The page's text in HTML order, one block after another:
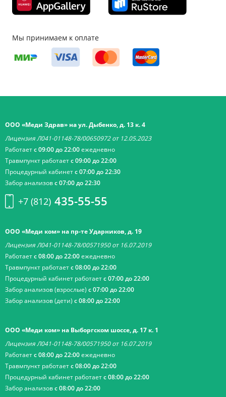
Мы принимаем к оплате
ООО «Меди Здрав» на ул. Дыбенко, д. 13 к. 4
Лицензия Л041-01148-78/00650972 от 12.05.2023
Работаетс 09:00 до 22:00ежедневно
Травмпункт работаетс 09:00 до 22:00
Процедурный кабинетс 07:00 до 22:30
Забор анализовс 07:00 до 22:30
+7 (812) 435-55-55
ООО «Меди ком» на пр-те Ударников, д. 19
Лицензия Л041-01148-78/00571950 от 16.07.2019
Работаетс 08:00 до 22:00ежедневно
Травмпункт работаетс 08:00 до 22:00
Процедурный кабинет работаетс 07:00 до 22:00
Забор анализов (взрослые) с 07:00 до 22:00
Забор анализов (дети) с 08:00 до 22:00
ООО «Меди ком» на Выборгском шоссе, д. 17 к. 1
Лицензия Л041-01148-78/00571950 от 16.07.2019
Работаетс 08:00 до 22:00ежедневно
Травмпункт работаетс 08:00 до 22:00
Процедурный кабинет работаетс 08:00 до 22:00
Забор анализовс 08:00 до 22:00